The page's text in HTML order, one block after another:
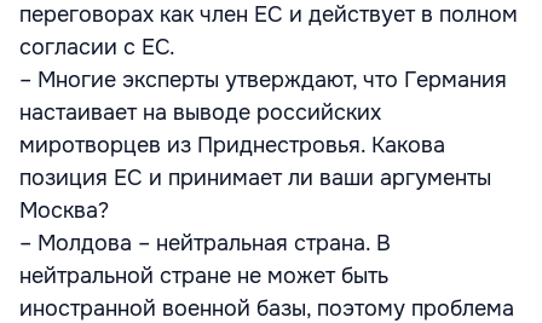
переговорах как член ЕС и действует в полном
согласии с ЕС.
– Многие эксперты утверждают, что Германия
настаивает на выводе российских
миротворцев из Приднестровья. Какова
позиция ЕС и принимает ли ваши аргументы
Москва?
– Молдова – нейтральная страна. В
нейтральной стране не может быть
иностранной военной базы, поэтому проблема